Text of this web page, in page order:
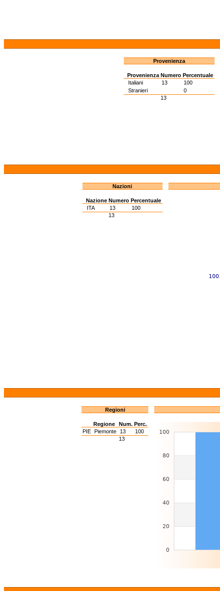
Provenienza
Provenienza Numero Percentuale
Italiani
13
100
Stranieri
0
13
Nazioni
Nazione Numero Percentuale
ITA
13
100
13
Regioni
Regione Num. Perc.
PIE Piemonte 13
100
13